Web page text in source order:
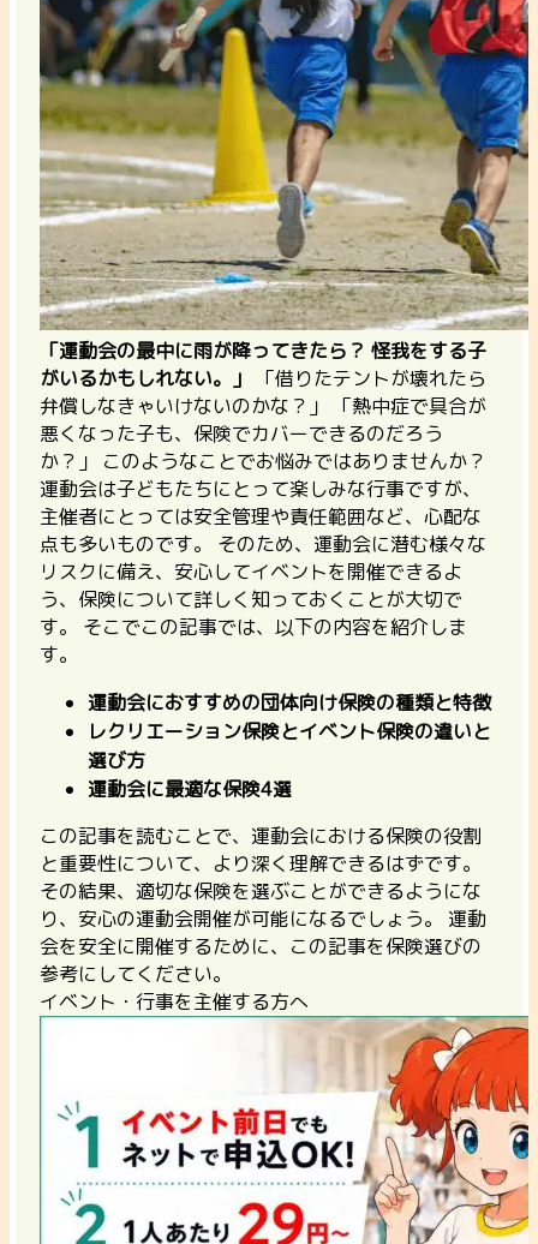
「運動会の最中に雨が降ってきたら？ 怪我をする子
がいるかもしれない。」
「借りたテントが壊れたら
弁償しなきゃいけないのかな？」 「熱中症で具合が
悪くなった子も、保険でカバーできるのだろう
か？」 このようなことでお悩みではありませんか？
運動会は子どもたちにとって楽しみな行事ですが、
主催者にとっては安全管理や責任範囲など、心配な
点も多いものです。 そのため、運動会に潜む様々な
リスクに備え、安心してイベントを開催できるよ
う、保険について詳しく知っておくことが大切で
す。 そこでこの記事では、以下の内容を紹介しま
す。
運動会におすすめの団体向け保険の種類と特徴
レクリエーション保険とイベント保険の違いと
選び方
運動会に最適な保険4選
この記事を読むことで、運動会における保険の役割
と重要性について、より深く理解できるはずです。
その結果、適切な保険を選ぶことができるようにな
り、安心の運動会開催が可能になるでしょう。 運動
会を安全に開催するために、この記事を保険選びの
参考にしてください。
イベント・行事を主催する方へ